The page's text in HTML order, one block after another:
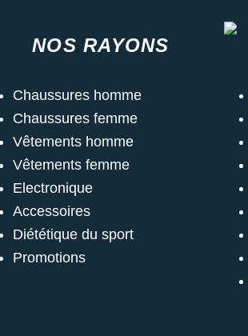
NOS RAYONS
Chaussures homme
Chaussures femme
Vêtements homme
Vêtements femme
Electronique
Accessoires
Diététique du sport
Promotions